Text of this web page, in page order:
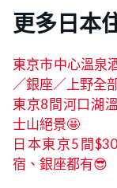
更多日本
東京市中心溫泉
／銀座／上野全
東京8間河口湖
士山絕景🤩
日本東京5間
宿、銀座都有😎